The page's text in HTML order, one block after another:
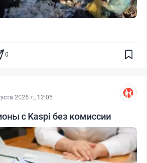
0
2026 г., 12:05
с Kaspi без комиссии